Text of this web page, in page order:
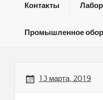
Контакты
Промышленное
13 марта, 2019